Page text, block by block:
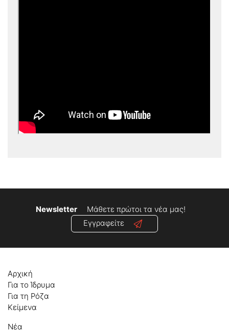
Newsletter
Μάθετε πρώτοι τα νέα μας!
Εγγραφείτε
Αρχική
Για το Ίδρυμα
Για τη Ρόζα
Κείμενα
Νέα